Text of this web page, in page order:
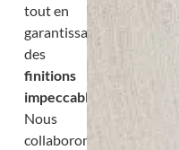
tout en
garantissant
des
finitions
impeccables
Nous
collaborons